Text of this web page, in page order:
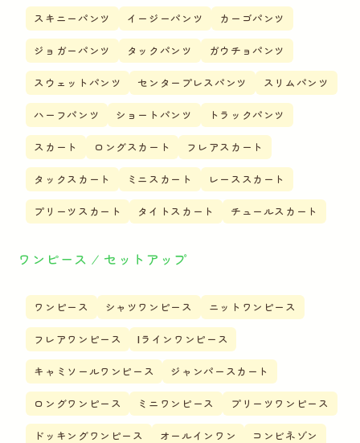
スキニーパンツ イージーパンツ カーゴパンツ
ジョガーパンツ タックパンツ ガウチョパンツ
スウェットパンツ センタープレスパンツ スリムパンツ
ハーフパンツ ショートパンツ トラックパンツ
スカート ロングスカート フレアスカート
タックスカート ミニスカート レーススカート
プリーツスカート タイトスカート チュールスカート
ワンピース ⁄ セットアップ
ワンピース シャツワンピース ニットワンピース
フレアワンピース Iラインワンピース
キャミソールワンピース ジャンパースカート
ロングワンピース ミニワンピース プリーツワンピース
ドッキングワンピース オールインワン コンビネゾン